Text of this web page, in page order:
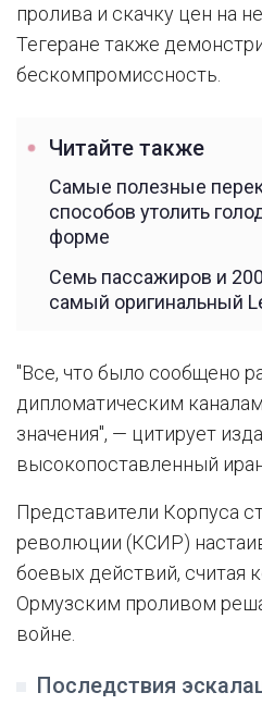
пролива и скачку цен на
Тегеране также
бескомпромиссность.
Читайте также
Самые полезные
способов утолить
форме
Семь пассажиров и
самый оригинальный
"Все, что было сообщено
дипломатическим
значения", — цитирует
высокопоставленный
Представители Корпуса
революции (КСИР)
боевых действий, считая
Ормузским проливом
войне.
Последствия